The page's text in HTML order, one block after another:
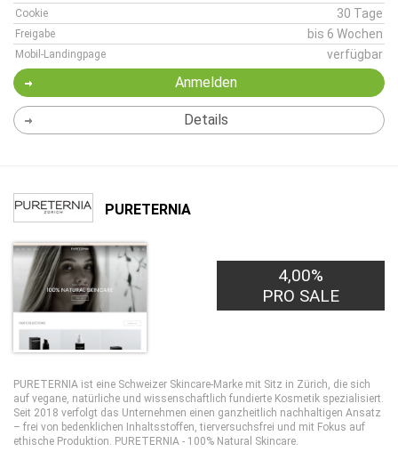
Cookie 30 Tage
Freigabe bis 6 Wochen
Mobil-Landingpage verfügbar
Anmelden
Details
PURETERNIA
4,00%
PRO SALE
PURETERNIA ist eine Schweizer Skincare-Marke mit Sitz in Zürich, die sich
auf vegane, natürliche und wissenschaftlich fundierte Kosmetik spezialisiert.
Seit 2018 verfolgt das Unternehmen einen ganzheitlich nachhaltigen Ansatz
– frei von bedenklichen Inhaltsstoffen, tierversuchsfrei und mit Fokus auf
ethische Produktion. PURETERNIA - 100% Natural Skincare.